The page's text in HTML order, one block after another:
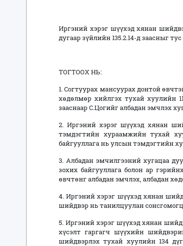
Иргэний хэрэг шүүхэд хянан
дугаар зүйлийн 135.2.14-д заасныг
ТОГТООХ НЬ:
1. Согтуурах мансуурах донтой
хөдөлмөр хийлгэх тухай хуулийн
зааснаар С.Цогийг албадан эмчлэх
2. Иргэний хэрэг шүүхэд хянан
тэмдэгтийн хураамжийн тухай
байгууллага нь улсын тэмдэгтийн
3. Албадан эмчилгээний хугацаа
зохих байгууллага болон ар
өвчтөнг албадан эмчлэх, албадан
4. Иргэний хэрэг шүүхэд хянан
шийдвэр нь танилцуулан
5. Иргэний хэрэг шүүхэд хянан
хүсэлт гаргагч шүүхийн
шийдвэрлэх тухай хуулийн 134